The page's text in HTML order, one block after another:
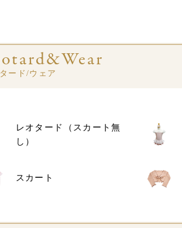
ード/ウェア
レオタード（スカート無
し）
スカート